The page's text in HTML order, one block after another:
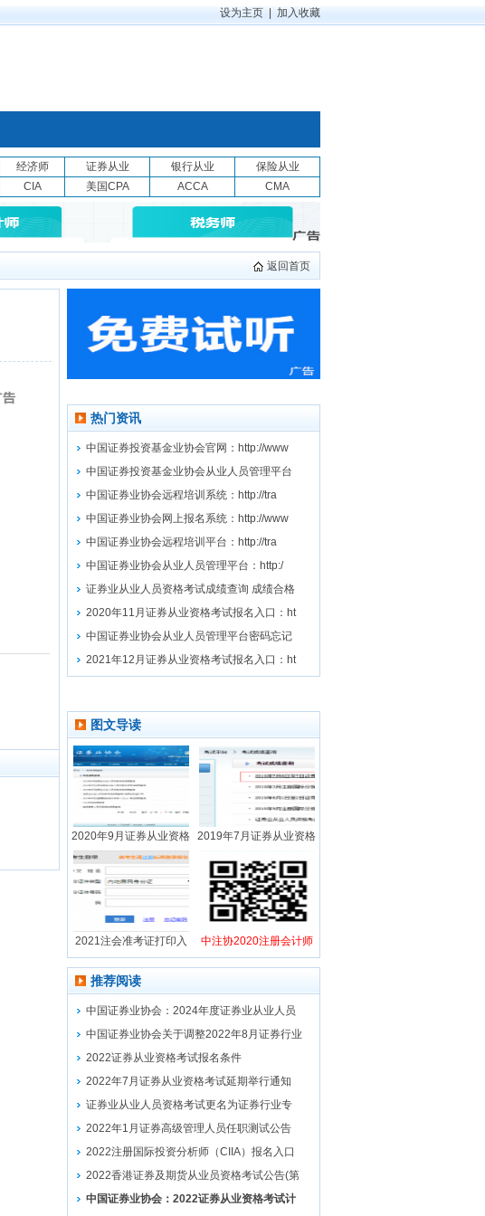
设为主页 加入收藏
经济师 证券从业 银行从业
保险从业
CIA 美国CPA ACCA CMA
返回首页
热门资讯
中国证券投资基金业协会官网：http://www
中国证券投资基金业协会从业人员管理平台
中国证券业协会远程培训系统：http://tra
中国证券业协会网上报名系统：http://www
中国证券业协会远程培训平台：http://tra
中国证券业协会从业人员管理平台：http:/
证券业从业人员资格考试成绩查询 成绩合格
2020年11月证券从业资格考试报名入口：ht
中国证券业协会从业人员管理平台密码忘记
2021年12月证券从业资格考试报名入口：ht
图文导读
2020年9月证券从业资格 2019年7月证券从业资格
2021注会准考证打印入 中注协2020注册会计师
推荐阅读
中国证券业协会：2024年度证券业从业人员
中国证券业协会关于调整2022年8月证券行业
2022证券从业资格考试报名条件
2022年7月证券从业资格考试延期举行通知
证券业从业人员资格考试更名为证券行业专
2022年1月证券高级管理人员任职测试公告
2022注册国际投资分析师（CIIA）报名入口
2022香港证券及期货从业员资格考试公告(第
中国证券业协会：2022证券从业资格考试计